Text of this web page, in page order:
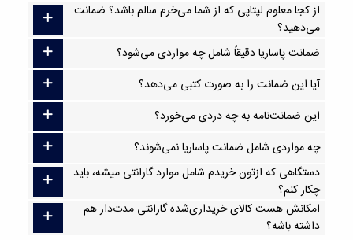
از کجا معلوم لپتاپی که از شما می‌خرم سالم باشد؟ ضمانت
می‌دهید؟
ضمانت پاساریا دقیقاً شامل چه مواردی می‌شود؟
آیا این ضمانت را به صورت کتبی می‌دهد؟
این ضمانت‌نامه به چه دردی می‌خورد؟
چه مواردی شامل ضمانت پاساریا نمی‌شوند؟
دستگاهی که ازتون خریدم شامل موارد گارانتی میشه، باید
چکار کنم؟
امکانش هست کالای خریداری‌شده گارانتی مدت‌دار هم
داشته باشه؟